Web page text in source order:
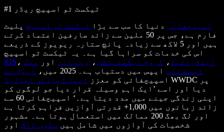
#1 ٹیکسٹ ٹو اسپیچ ریڈر
اسپیچفائی دنیا کا سب سے بڑا ٹیکسٹ ٹو اسپیچ پلیٹ
فارم ہے، جس پر 50 ملین سے زائد صارفین اعتماد کرتے
ہیں اور 5 لاکھ سے زیادہ پانچ ستارہ ریویوز کے ذریعے
اس کی خدمات کو سراہا گیا ہے۔ یہ ٹیکسٹ ٹو اسپیچ
iOS ، اینڈرائیڈ ، کروم ایکسٹینشن ، ویب ایپ اور
میک
ڈیسک ٹاپ ایپس میں دستیاب ہے۔ 2025 میں،
ایپل نے
اسپیچفائی کو معزز
ایپل ڈیزائن ایوارڈ
WWDC پر
دیا اور اسے ’ایک اہم وسیلہ قرار دیا جو لوگوں کو
اپنی زندگی جینے میں مدد دیتا ہے۔‘ اسپیچفائی 60 سے
زائد زبانوں میں 1,000+ قدرتی آوازیں فراہم کرتا ہے
اور لگ بھگ 200 ممالک میں استعمال ہوتا ہے۔ مشہور
شخصیات کی آوازوں میں شامل ہیں سنُوپ ڈاگ اور